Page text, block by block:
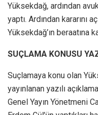
Yüksekdağ, ardından
yaptı. Ardından kararını
Yüksekdağ’ın beraatına
SUÇLAMA KONUSU
Suçlamaya konu olan
yayınlanan yazılı
Genel Yayın Yönetmeni